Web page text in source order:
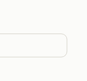
country